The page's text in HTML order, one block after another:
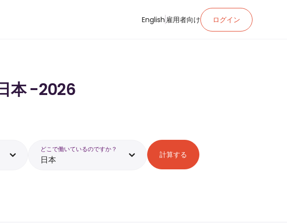
English 雇用者向け ログイン
本 -2026
どこで働いているのですか？
日本 計算する